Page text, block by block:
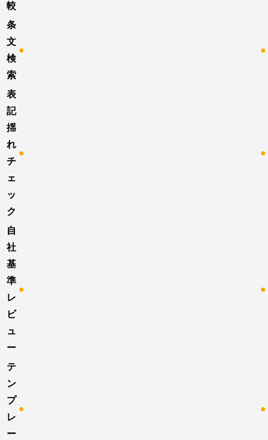
較
条
文
検
索
● ●
表
記
揺
れ
チ
ェ
ッ
ク
● ●
自
社
基
準
レ
ビ
ュ
ー
● ●
テ
ン
プ
レ
ー
● ●